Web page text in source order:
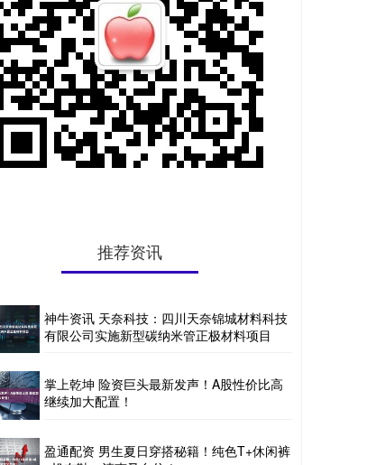
推荐资讯
神牛资讯 天奈科技：四川天奈锦城材料科技
有限公司实施新型碳纳米管正极材料项目
掌上乾坤 险资巨头最新发声！A股性价比高
继续加大配置！
盈通配资 男生夏日穿搭秘籍！纯色T+休闲裤